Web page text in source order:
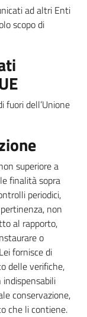
ad altri Enti
scopo di
fuori dell’Unione
superiore a
finalità sopra
periodici,
non
al rapporto,
o
fornisce di
delle verifiche,
conservazione,
che li contiene.